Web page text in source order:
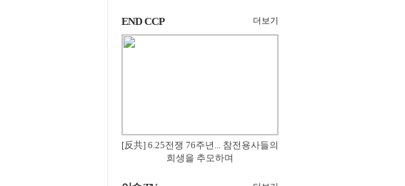
END CCP 더보기
[反共] 6.25전쟁 76주년... 참전용사들의
희생을 추모하며